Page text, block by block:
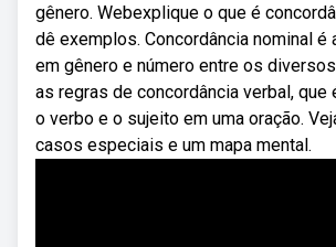
gênero. Webexplique o que é
dê exemplos. Concordância nominal é
em gênero e número entre os
as regras de concordância verbal, que
o verbo e o sujeito em uma oração.
casos especiais e um mapa mental.